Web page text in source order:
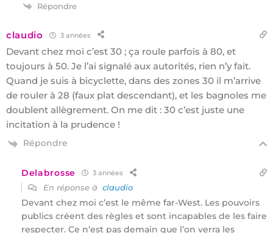
Répondre
claudio 3 années
Devant chez moi c’est 30 ; ça roule parfois à 80, et
toujours à 50. Je l’ai signalé aux autorités, rien n’y fait.
Quand je suis à bicyclette, dans des zones 30 il m’arrive
de rouler à 28 (faux plat descendant), et les bagnoles me
doublent allègrement. On me dit : 30 c’est juste une
incitation à la prudence !
Répondre
Delabrosse 3 années
En réponse à claudio
Devant chez moi c’est le même far-West. Les pouvoirs
publics créent des règles et sont incapables de les faire
respecter. Ce n’est pas demain que l’on verra les